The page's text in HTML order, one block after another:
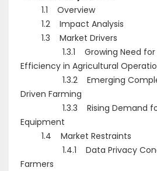
1.1 Overview
1.2 Impact Analysis
1.3 Market Drivers
1.3.1 Growing Need for
Efficiency in Agricultural
1.3.2 Emerging
Driven Farming
1.3.3 Rising Demand for
Equipment
1.4 Market Restraints
1.4.1 Data Privacy
Farmers